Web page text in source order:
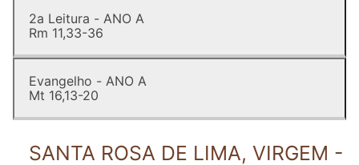
2a Leitura - ANO A
Rm 11,33-36
Evangelho - ANO A
Mt 16,13-20
SANTA ROSA DE LIMA, VIRGEM -